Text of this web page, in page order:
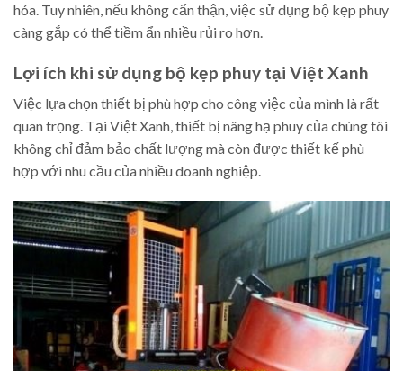
hóa. Tuy nhiên, nếu không cẩn thận, việc sử dụng bộ kẹp phuy
càng gắp có thể tiềm ẩn nhiều rủi ro hơn.
Lợi ích khi sử dụng bộ kẹp phuy tại Việt Xanh
Việc lựa chọn thiết bị phù hợp cho công việc của mình là rất
quan trọng. Tại Việt Xanh, thiết bị nâng hạ phuy của chúng tôi
không chỉ đảm bảo chất lượng mà còn được thiết kế phù
hợp với nhu cầu của nhiều doanh nghiệp.